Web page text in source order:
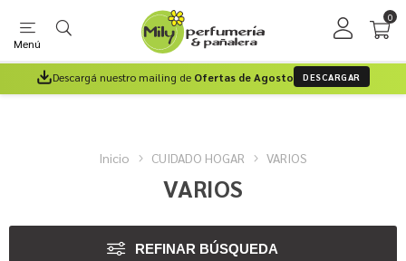
Menú
0
Descargá nuestro mailing de Ofertas de Agosto DESCARGAR
Inicio CUIDADO HOGAR VARIOS
VARIOS
REFINAR BÚSQUEDA